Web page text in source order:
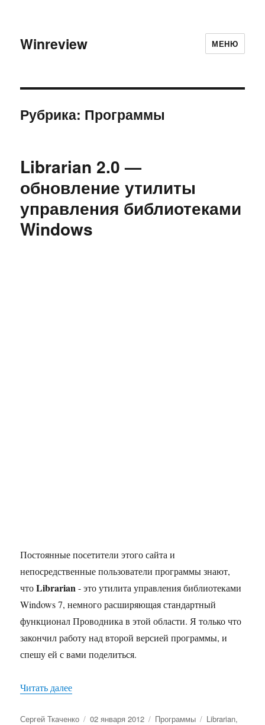
Winreview МЕНЮ
Рубрика: Программы
Librarian 2.0 —
обновление утилиты
управления библиотеками
Windows
Постоянные посетители этого сайта и
непосредственные пользователи программы знают,
чтоLibrarian- это утилита управления библиотеками
Windows 7, немного расширяющая стандартный
функционал Проводника в этой области. Я только что
закончил работу над второй версией программы, и
спешу ей с вами поделиться.
Читать далее«Librarian 2.0 — обновление утилиты
Автор
Сергей Ткаченко Опубликовано
02 января 2012 Рубрики
Программы Метки
Librarian,